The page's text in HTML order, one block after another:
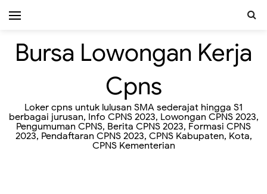
Bursa Lowongan Kerja
Cpns
Loker cpns untuk lulusan SMA sederajat hingga S1
berbagai jurusan, Info CPNS 2023, Lowongan CPNS 2023,
Pengumuman CPNS, Berita CPNS 2023, Formasi CPNS
2023, Pendaftaran CPNS 2023, CPNS Kabupaten, Kota,
CPNS Kementerian